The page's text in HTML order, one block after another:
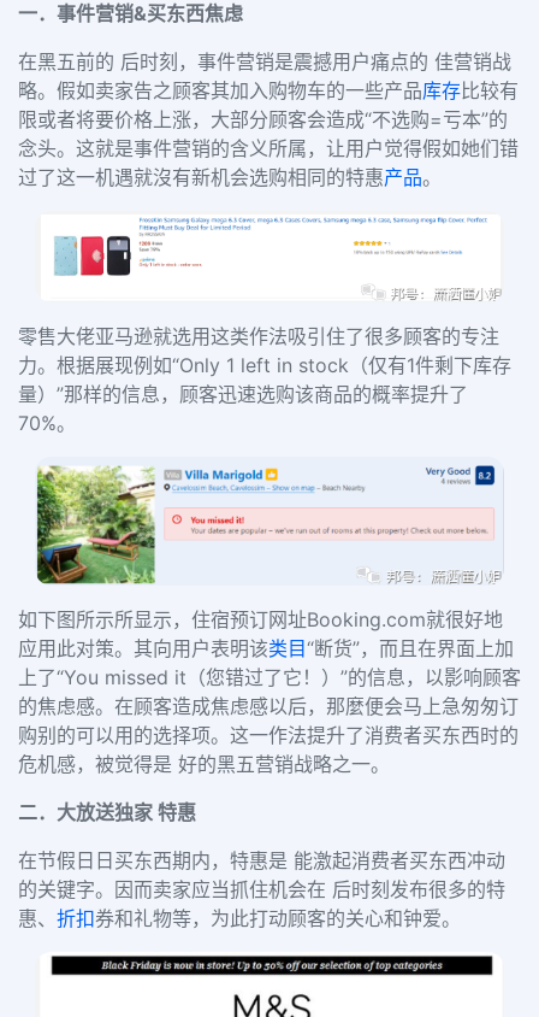
一．事件营销&买东西焦虑
在黑五前的 后时刻，事件营销是震撼用户痛点的 佳营销战
略。假如卖家告之顾客其加入购物车的一些产品库存比较有
限或者将要价格上涨，大部分顾客会造成“不选购=亏本”的
念头。这就是事件营销的含义所属，让用户觉得假如她们错
过了这一机遇就沒有新机会选购相同的特惠产品。
零售大佬亚马逊就选用这类作法吸引住了很多顾客的专注
力。根据展现例如“Only 1 left in stock （仅有1件剩下库存
量）”那样的信息，顾客迅速选购该商品的概率提升了
70%。
如下图所示所显示，住宿预订网址Booking.com就很好地
应用此对策。其向用户表明该类目“断货”，而且在界面上加
上了“You missed it （您错过了它！）”的信息，以影响顾客
的焦虑感。在顾客造成焦虑感以后，那麼便会马上急匆匆订
购别的可以用的选择项。这一作法提升了消费者买东西时的
危机感，被觉得是 好的黑五营销战略之一。
二．大放送独家 特惠
在节假日日买东西期内，特惠是 能激起消费者买东西冲动
的关键字。因而卖家应当抓住机会在 后时刻发布很多的特
惠、 折扣券和礼物等，为此打动顾客的关心和钟爱。